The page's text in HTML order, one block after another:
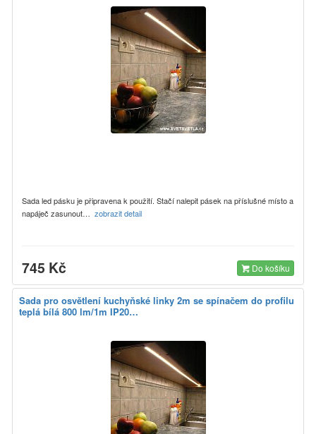
Sada led pásku je připravena k použití. Stačí nalepit pásek na příslušné místo a
napáječ zasunout… zobrazit detail
745 Kč Do košíku
Sada pro osvětlení kuchyňské linky 2m se spínačem do profilu
teplá bílá 800 lm/1m IP20…